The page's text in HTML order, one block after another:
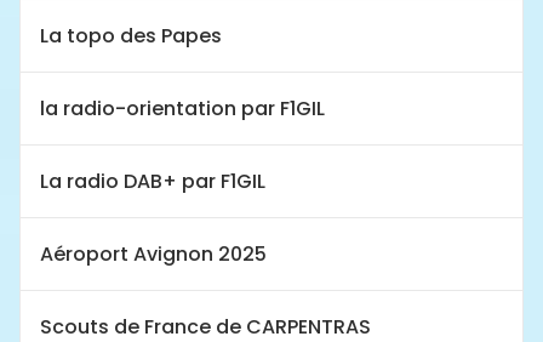
La topo des Papes
la radio-orientation par F1GIL
La radio DAB+ par F1GIL
Aéroport Avignon 2025
Scouts de France de CARPENTRAS